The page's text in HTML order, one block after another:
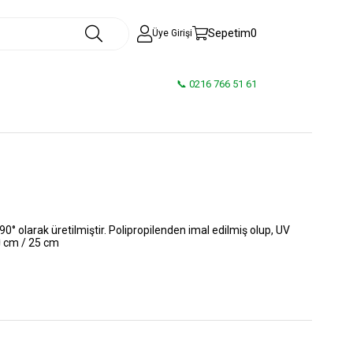
Üye Girişi Sepetim0
📞 0216 766 51 61
olarak üretilmiştir. Polipropilenden imal edilmiş olup, UV
cm / 25 cm